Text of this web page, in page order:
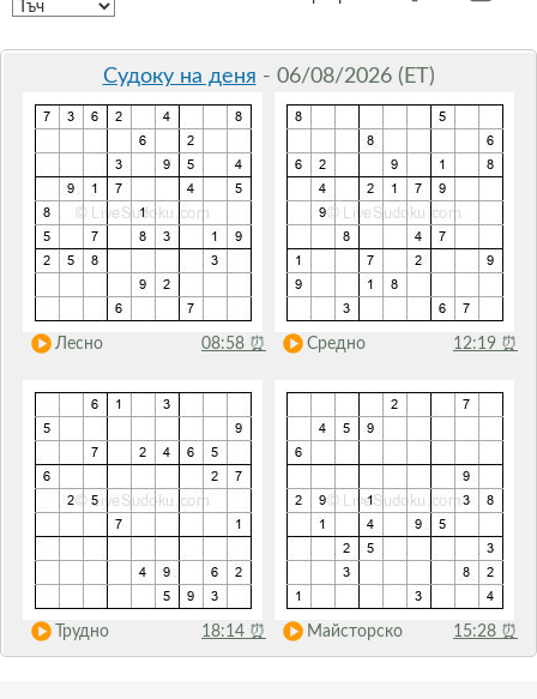
Судоку на деня - 06/08/2026 (ET)
Лесно 08:58 ⏰ Средно 12:19 ⏰
Трудно 18:14 ⏰ Майсторско 15:28 ⏰